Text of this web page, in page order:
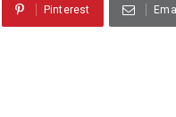
Pinterest